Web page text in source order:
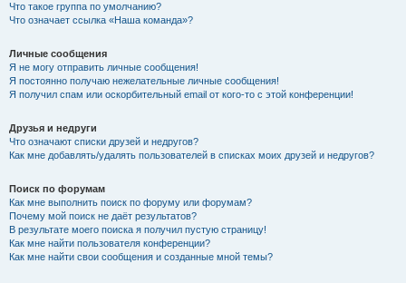
Что такое группа по умолчанию?
Что означает ссылка «Наша команда»?
Личные сообщения
Я не могу отправить личные сообщения!
Я постоянно получаю нежелательные личные сообщения!
Я получил спам или оскорбительный email от кого-то с этой конференции!
Друзья и недруги
Что означают списки друзей и недругов?
Как мне добавлять/удалять пользователей в списках моих друзей и недругов?
Поиск по форумам
Как мне выполнить поиск по форуму или форумам?
Почему мой поиск не даёт результатов?
В результате моего поиска я получил пустую страницу!
Как мне найти пользователя конференции?
Как мне найти свои сообщения и созданные мной темы?